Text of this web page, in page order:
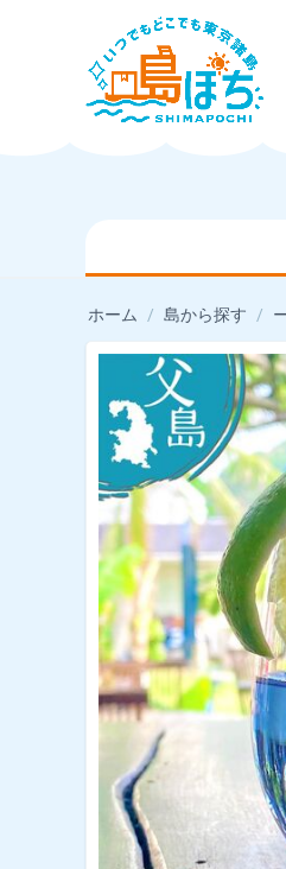
ホーム / 島から探す /